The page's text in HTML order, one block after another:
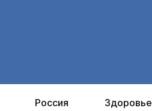
Россия Здоровье